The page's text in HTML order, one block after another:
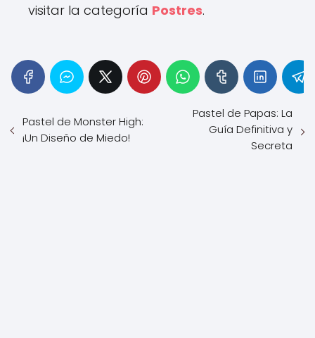
visitar la categoría Postres.
Pastel de Monster High:
¡Un Diseño de Miedo!
Pastel de Papas: La
Guía Definitiva y
Secreta